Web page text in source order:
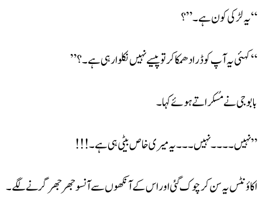
“یہ لڑکی کون ہے ۔”؟
“کہئی یہ آپ کو ڈرا دھمکا کر تو پیسے نہیں نکلوا رہی ہے۔ ؟”
بابوجی نے مُسکراتے ہوئے کہا ۔
” نہیں ۔۔۔۔نہیں ۔۔۔یہ میری خاص بیٹی ہی ہے ۔!!!
اکاؤنٹس یہ سن کر چوک گئی اور اس کے آنکھوں سے آنسو جھر جھر گرنے لگے ۔